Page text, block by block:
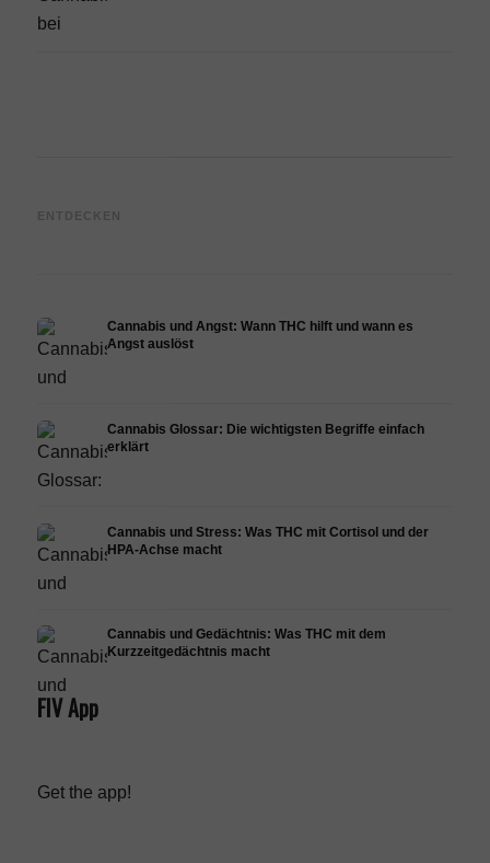
ENTDECKEN
Epidiolex und der Stand der
Cannabis und Angst: Wann THC hilft und wann es
Angst auslöst
Cannabis Glossar: Die wichtigsten Begriffe einfach
erklärt
Cannabis und Stress: Was THC mit Cortisol und der
HPA-Achse macht
Cannabis und Gedächtnis: Was THC mit dem
Kurzzeitgedächtnis macht
FIV App
Get the app!